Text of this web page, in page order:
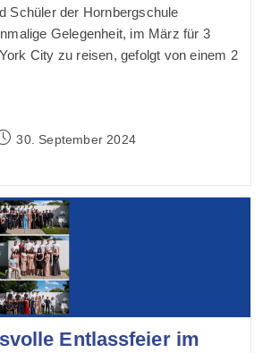
Schüler der Hornbergschule
Gelegenheit, im März für 3
City zu reisen, gefolgt von einem 2
30. September 2024
Entlassfeier im